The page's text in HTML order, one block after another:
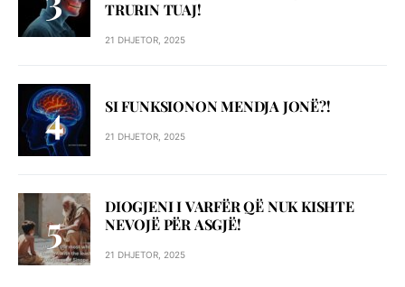
TRURIN TUAJ!
21 DHJETOR, 2025
SI FUNKSIONON MENDJA JONË?!
21 DHJETOR, 2025
DIOGJENI I VARFËR QË NUK KISHTE
NEVOJË PËR ASGJË!
21 DHJETOR, 2025